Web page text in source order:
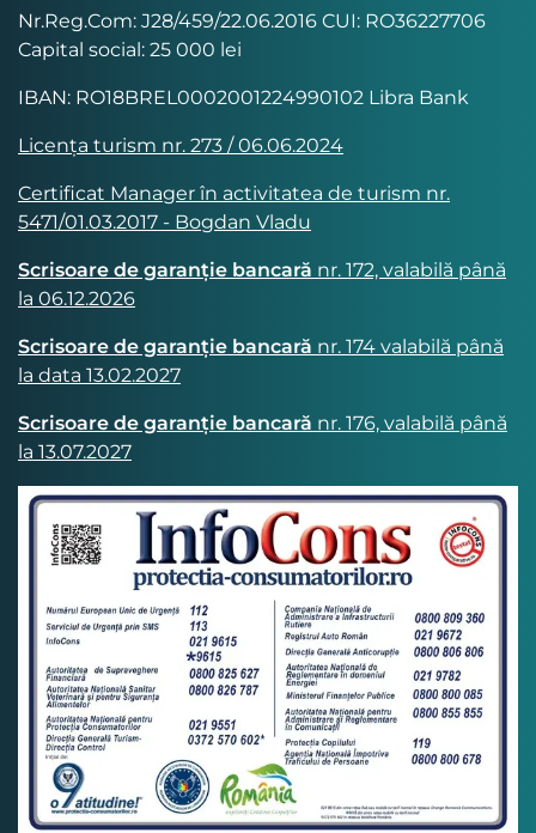
Nr.Reg.Com: J28/459/22.06.2016 CUI: RO36227706
Capital social: 25 000 lei
IBAN: RO18BREL0002001224990102 Libra Bank
Licența turism nr. 273 / 06.06.2024
Certificat Manager în activitatea de turism nr.
5471/01.03.2017 - Bogdan Vladu
Scrisoare de garanție bancară nr. 172, valabilă până
la 06.12.2026
Scrisoare de garanție bancară nr. 174 valabilă până
la data 13.02.2027
Scrisoare de garanție bancară nr. 176, valabilă până
la 13.07.2027